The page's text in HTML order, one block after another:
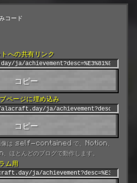
コード
への共有リンク
コピー
ページに埋め込み
コピー
像は self-contained で、Notion、
とんどのブログで動作します。
ム用